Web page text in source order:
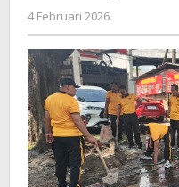
4 Februari 2026